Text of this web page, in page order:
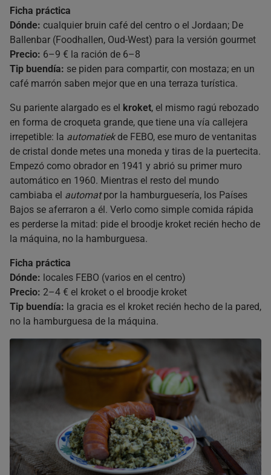
Ficha práctica
Dónde: cualquier bruin café del centro o el Jordaan; De
Ballenbar (Foodhallen, Oud-West) para la versión gourmet
Precio: 6–9 € la ración de 6–8
Tip buendía: se piden para compartir, con mostaza; en un
café marrón saben mejor que en una terraza turística.
Su pariente alargado es el kroket, el mismo ragú rebozado
en forma de croqueta grande, que tiene una vía callejera
irrepetible: la automatiekde FEBO, ese muro de ventanitas
de cristal donde metes una moneda y tiras de la puertecita.
Empezó como obrador en 1941 y abrió su primer muro
automático en 1960. Mientras el resto del mundo
cambiaba el automatpor la hamburguesería, los Países
Bajos se aferraron a él. Verlo como simple comida rápida
es perderse la mitad: pide el broodje kroket recién hecho de
la máquina, no la hamburguesa.
Ficha práctica
Dónde: locales FEBO (varios en el centro)
Precio: 2–4 € el kroket o el broodje kroket
Tip buendía: la gracia es el kroket recién hecho de la pared,
no la hamburguesa de la máquina.